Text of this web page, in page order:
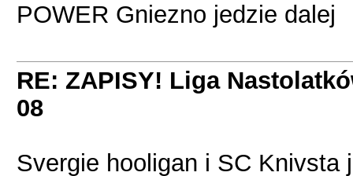
POWER Gniezno jedzie dalej
RE: ZAPISY! Liga
08
Svergie hooligan i SC Knivsta